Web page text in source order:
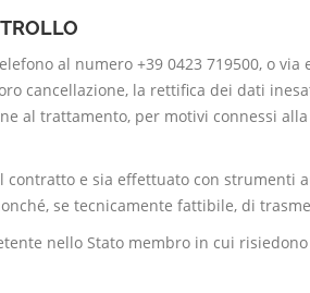
al numero +39 0423 719500, o
cancellazione, la rettifica dei dati
al trattamento, per motivi connessi
e sia effettuato con
se tecnicamente fattibile, di
nello Stato membro in cui